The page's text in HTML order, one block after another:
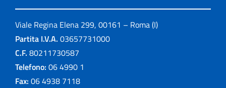
Viale Regina Elena 299, 00161 – Roma (I)
Partita I.V.A. 03657731000
C.F. 80211730587
Telefono: 06 4990 1
Fax: 06 4938 7118